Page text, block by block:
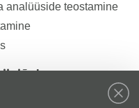
analüüside teostamine